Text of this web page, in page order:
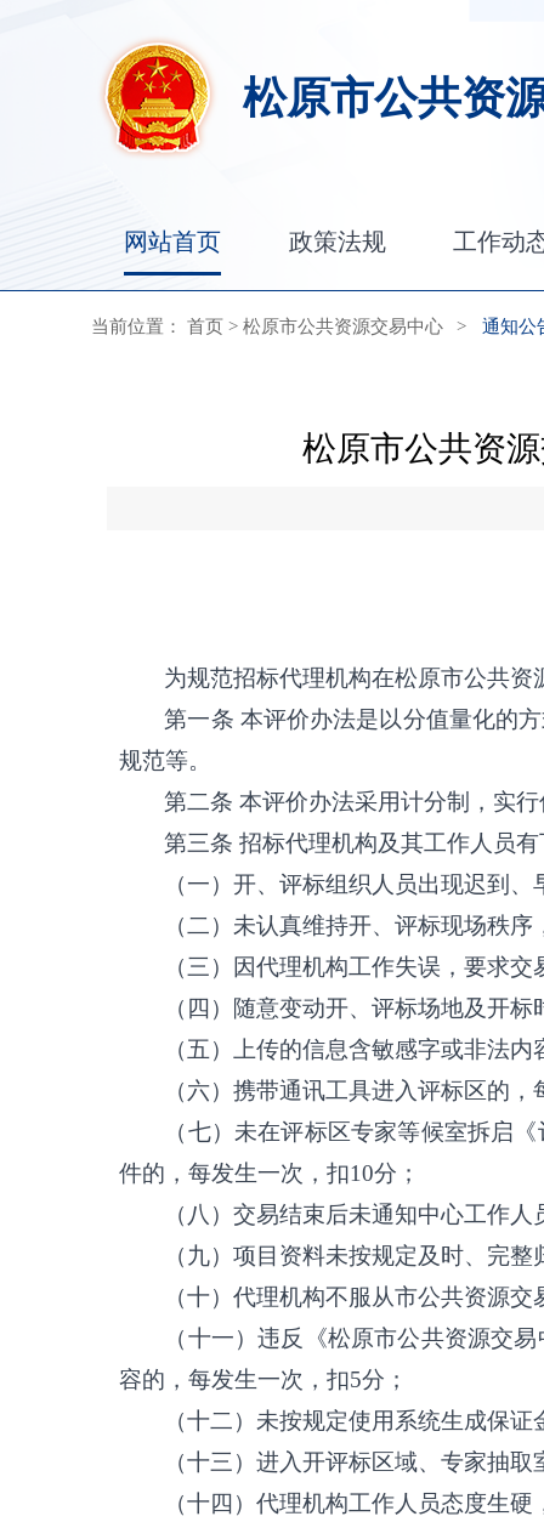
松原市公共资
网站首页 政策法规 工作动
当前位置： 首页 > 松原市公共资源交易中心 > 通知公
松原市公共资
为规范招标代理机构在松原市公共
第一条 本评价办法是以分值量化的
规范等。
第二条 本评价办法采用计分制，实
第三条 招标代理机构及其工作人员
（一）开、评标组织人员出现迟到
（二）未认真维持开、评标现场秩
（三）因代理机构工作失误，要求
（四）随意变动开、评标场地及开
（五）上传的信息含敏感字或非法
（六）携带通讯工具进入评标区的
（七）未在评标区专家等候室拆启
件的，每发生一次，扣10分；
（八）交易结束后未通知中心工作
（九）项目资料未按规定及时、完
（十）代理机构不服从市公共资源
（十一）违反《松原市公共资源交
容的，每发生一次，扣5分；
（十二）未按规定使用系统生成保
（十三）进入开评标区域、专家抽
（十四）代理机构工作人员态度生